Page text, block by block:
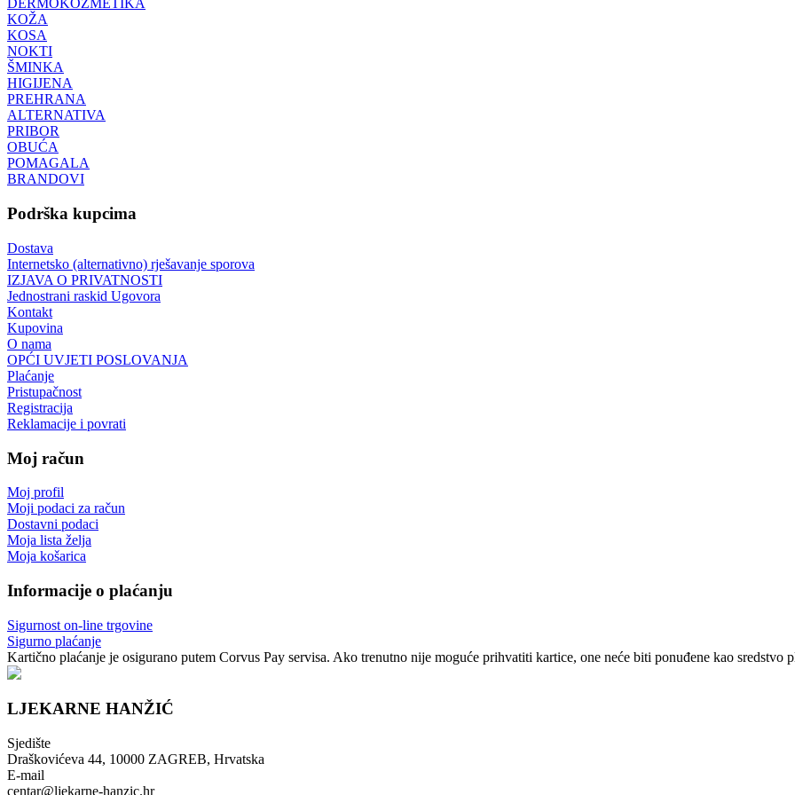
DERMOKOZMETIKA
KOŽA
KOSA
NOKTI
ŠMINKA
HIGIJENA
PREHRANA
ALTERNATIVA
PRIBOR
OBUĆA
POMAGALA
BRANDOVI
Podrška kupcima
Dostava
Internetsko (alternativno) rješavanje sporova
IZJAVA O PRIVATNOSTI
Jednostrani raskid Ugovora
Kontakt
Kupovina
O nama
OPĆI UVJETI POSLOVANJA
Plaćanje
Pristupačnost
Registracija
Reklamacije i povrati
Moj račun
Moj profil
Moji podaci za račun
Dostavni podaci
Moja lista želja
Moja košarica
Informacije o plaćanju
Sigurnost on-line trgovine
Sigurno plaćanje
Kartično plaćanje je osigurano putem Corvus Pay servisa. Ako trenutno nije moguće prihvatiti kartice, one neće biti ponuđene kao sredstvo
LJEKARNE HANŽIĆ
Sjedište
Draškovićeva 44, 10000 ZAGREB, Hrvatska
E-mail
centar@ljekarne-hanzic.hr